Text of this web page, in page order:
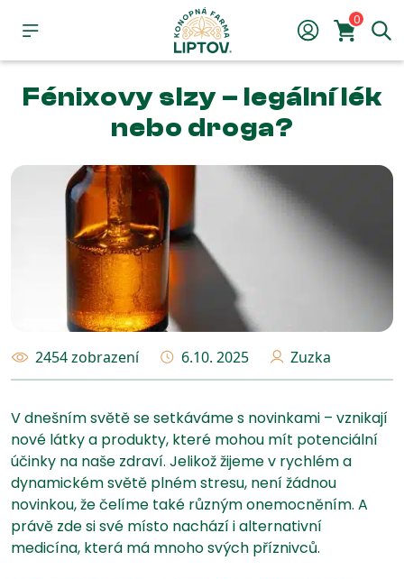
0
Fénixovy slzy – legální lék
nebo droga?
2454 zobrazení 6.10. 2025 Zuzka
V dnešním světě se setkáváme s novinkami – vznikají
nové látky a produkty, které mohou mít potenciální
účinky na naše zdraví. Jelikož žijeme v rychlém a
dynamickém světě plném stresu, není žádnou
novinkou, že čelíme také různým onemocněním. A
právě zde si své místo nachází i alternativní
medicína, která má mnoho svých příznivců.